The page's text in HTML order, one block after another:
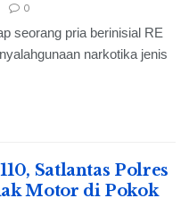
0
seorang pria berinisial RE
narkotika jenis
Satlantas Polres
Motor di Pokok